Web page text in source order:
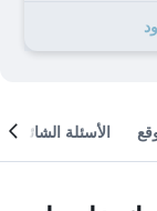
الأسئلة الشائعة